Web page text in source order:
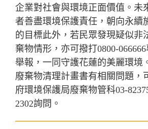
企業對社會與環境正面價值。未
者善盡環境保護責任，朝向永續
的目標此外，若民眾發現疑似非
棄物情形，亦可撥打0800-
舉報，一同守護花蓮的美麗環境
廢棄物清理計畫書有相關問題，
府環境保護局廢棄物管科03-
2302詢問。